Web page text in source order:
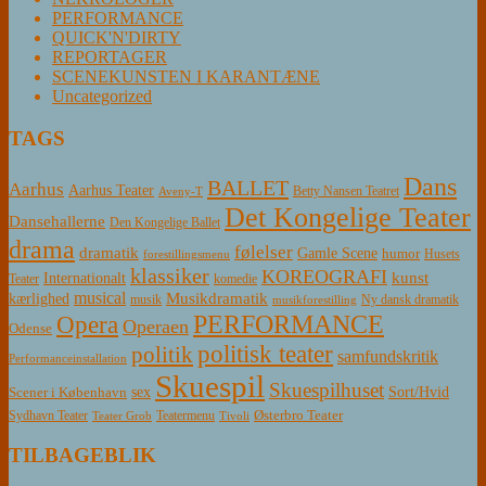
PERFORMANCE
QUICK'N'DIRTY
REPORTAGER
SCENEKUNSTEN I KARANTÆNE
Uncategorized
TAGS
Aarhus Aarhus Teater Aveny-T BALLET Betty Nansen Teatret Dans
Dansehallerne Den Kongelige Ballet Det Kongelige Teater
drama dramatik forestillingsmenu følelser Gamle Scene humor Husets
Teater Internationalt klassiker komedie KOREOGRAFI kunst
kærlighed musical musik Musikdramatik musikforestilling Ny dansk dramatik
Odense Opera Operaen PERFORMANCE
Performanceinstallation politik politisk teater samfundskritik
Scener i København sex Skuespil Skuespilhuset Sort/Hvid
Sydhavn Teater Teater Grob Teatermenu Tivoli Østerbro Teater
TILBAGEBLIK